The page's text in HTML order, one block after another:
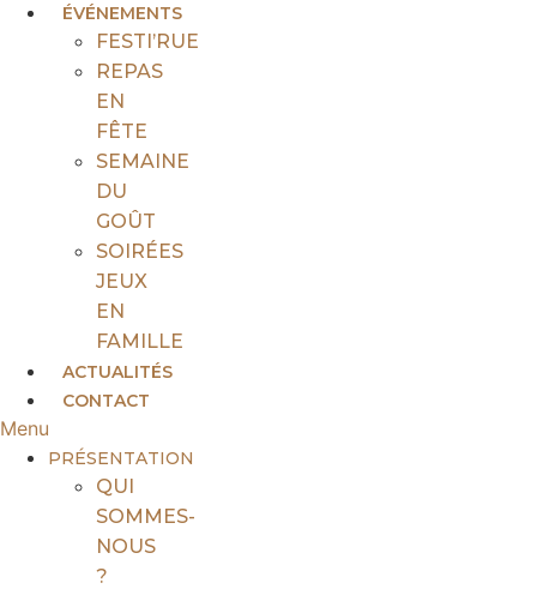
ÉVÉNEMENTS
FESTI’RUE
REPAS
EN
FÊTE
SEMAINE
DU
GOÛT
SOIRÉES
JEUX
EN
FAMILLE
ACTUALITÉS
CONTACT
Menu
PRÉSENTATION
QUI
SOMMES-
NOUS
?